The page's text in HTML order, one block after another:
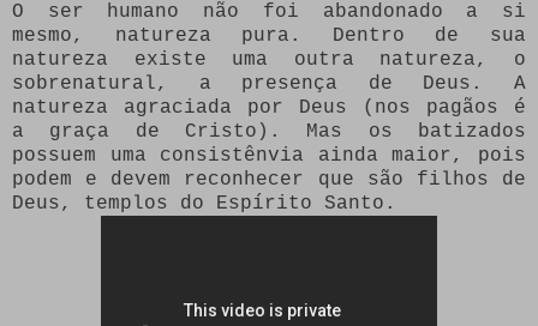
O ser humano não foi abandonado a si
mesmo, natureza pura. Dentro de sua
natureza existe uma outra natureza, o
sobrenatural, a presença de Deus. A
natureza agraciada por Deus (nos pagãos é
a graça de Cristo). Mas os batizados
possuem uma consistênvia ainda maior, pois
podem e devem reconhecer que são filhos de
Deus, templos do Espírito Santo.